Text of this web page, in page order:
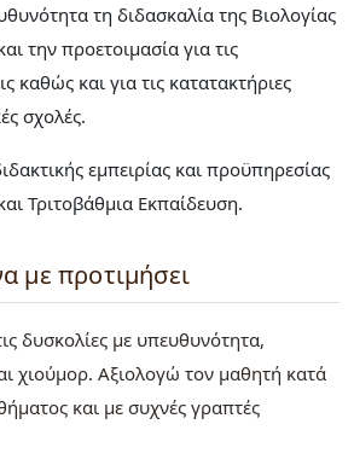
τη διδασκαλία της Βιολογίας
την προετοιμασία για τις
καθώς και για τις κατατακτήριες
σχολές.
εμπειρίας και προϋπηρεσίας
Τριτοβάθμια Εκπαίδευση.
με προτιμήσει
δυσκολίες με υπευθυνότητα,
χιούμορ. Αξιολογώ τον μαθητή κατά
και με συχνές γραπτές